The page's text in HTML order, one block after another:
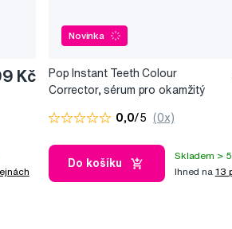
Kč
Novinka
Pop Instant Teeth Colour
Corrector, sérum pro okamžitý
0,0/5 (0x)
Do košíku
Skladem >
Ihned na 13